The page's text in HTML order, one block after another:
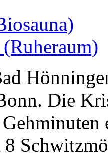
Die
8